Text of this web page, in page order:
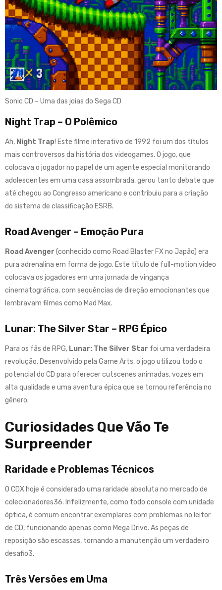
Sonic CD – Uma das joias do Sega CD
Night Trap – O Polêmico
Ah, Night Trap! Este filme interativo de 1992 foi um dos títulos
mais controversos da história dos videogames. O jogo, que
colocava o jogador no papel de um agente especial monitorando
adolescentes em uma casa assombrada, gerou tanto debate que
até chegou ao Congresso americano e contribuiu para a criação
do sistema de classificação ESRB.
Road Avenger – Emoção Pura
Road Avenger (conhecido como Road Blaster FX no Japão) era
pura adrenalina em forma de jogo. Este título de full-motion video
colocava os jogadores em uma jornada de vingança
cinematográfica, com sequências de direção emocionantes que
lembravam filmes como Mad Max.
Lunar: The Silver Star – RPG Épico
Para os fãs de RPG, Lunar: The Silver Star foi uma verdadeira
revolução. Desenvolvido pela Game Arts, o jogo utilizou todo o
potencial do CD para oferecer cutscenes animadas, vozes em
alta qualidade e uma aventura épica que se tornou referência no
gênero.
Curiosidades Que Vão Te
Surpreender
Raridade e Problemas Técnicos
O CDX hoje é considerado uma raridade absoluta no mercado de
colecionadores36. Infelizmente, como todo console com unidade
óptica, é comum encontrar exemplares com problemas no leitor
de CD, funcionando apenas como Mega Drive. As peças de
reposição são escassas, tornando a manutenção um verdadeiro
desafio3.
Três Versões em Uma